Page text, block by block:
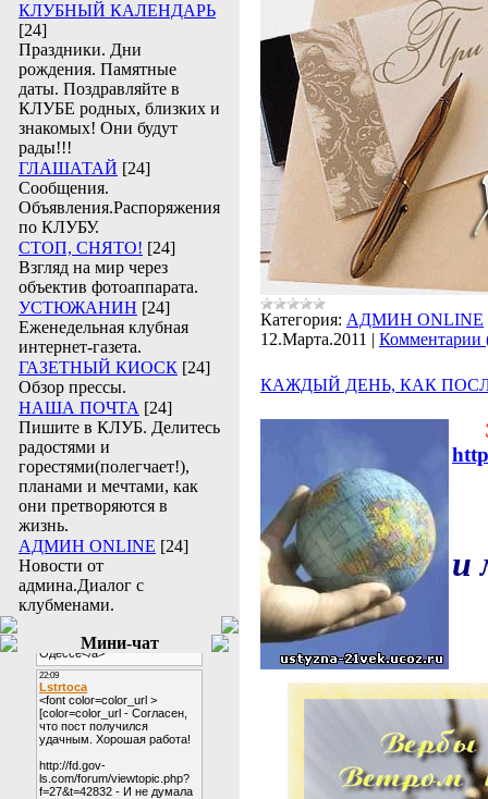
КЛУБНЫЙ КАЛЕНДАРЬ
[24]
Праздники. Дни
рождения. Памятные
даты. Поздравляйте в
КЛУБЕ родных, близких и
знакомых! Они будут
рады!!!
ГЛАШАТАЙ [24]
Сообщения.
Объявления.Распоряжения
по КЛУБУ.
СТОП, СНЯТО! [24]
Взгляд на мир через
объектив фотоаппарата.
УСТЮЖАНИН [24]
Еженедельная клубная
интернет-газета.
ГАЗЕТНЫЙ КИОСК [24]
Обзор прессы.
НАША ПОЧТА [24]
Пишите в КЛУБ. Делитесь
радостями и
горестями(полегчает!),
планами и мечтами, как
они претворяются в
жизнь.
АДМИН ONLINE [24]
Новости от
админа.Диалог с
клубменами.
Мини-чат
Категория: АДМИН ONLINE
12.Марта.2011 | Комментарии
КАЖДЫЙ ДЕНЬ, КАК
и